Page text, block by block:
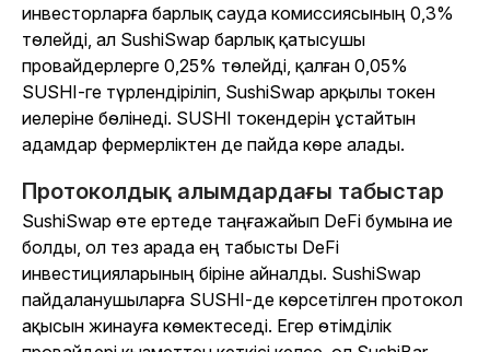
инвесторларға барлық сауда комиссиясының 0,3%
төлейді, ал SushiSwap барлық қатысушы
провайдерлерге 0,25% төлейді, қалған 0,05%
SUSHI-ге түрлендіріліп, SushiSwap арқылы токен
иелеріне бөлінеді. SUSHI токендерін ұстайтын
адамдар фермерліктен де пайда көре алады.
Протоколдық алымдардағы табыстар
SushiSwap өте ертеде таңғажайып DeFi бумына ие
болды, ол тез арада ең табысты DeFi
инвестицияларының біріне айналды. SushiSwap
пайдаланушыларға SUSHI-де көрсетілген протокол
ақысын жинауға көмектеседі. Егер өтімділік